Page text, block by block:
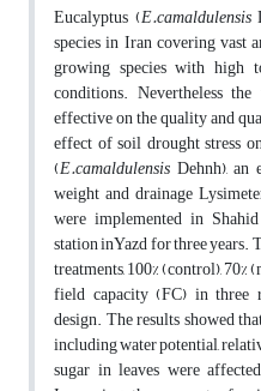
Eucalyptus (E.camaldulensis
species in Iran covering vast
growing species with high
conditions. Nevertheless
effective on the quality and
effect of soil drought stress
(E.camaldulensis Dehnh),
weight and drainage
were implemented in
station inYazd for three years.
treatments, 100% (control), 70%
field capacity (FC) in three
design. The results showed
including water potential,
sugar in leaves were